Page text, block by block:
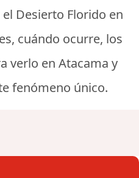
Desierto Florido en
cuándo ocurre, los
verlo en Atacama y
fenómeno único.